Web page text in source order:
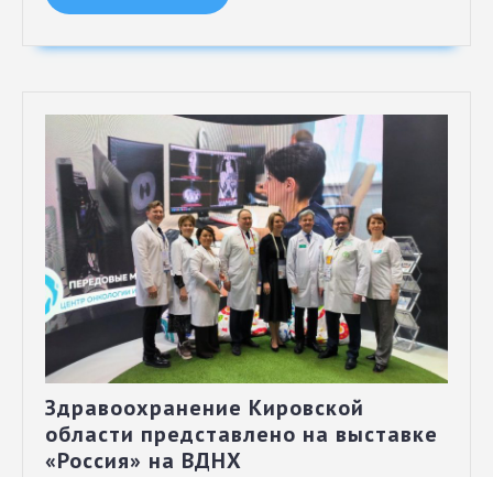
Здравоохранение Кировской
области представлено на выставке
«Россия» на ВДНХ